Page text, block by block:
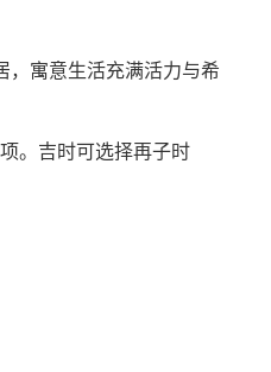
，寓意生活充满活力与希
。吉时可选择再子时